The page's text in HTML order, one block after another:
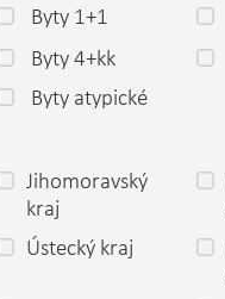
Byty 1+1
Byty 4+kk
Byty atypické
Jihomoravský
kraj
Ústecký kraj